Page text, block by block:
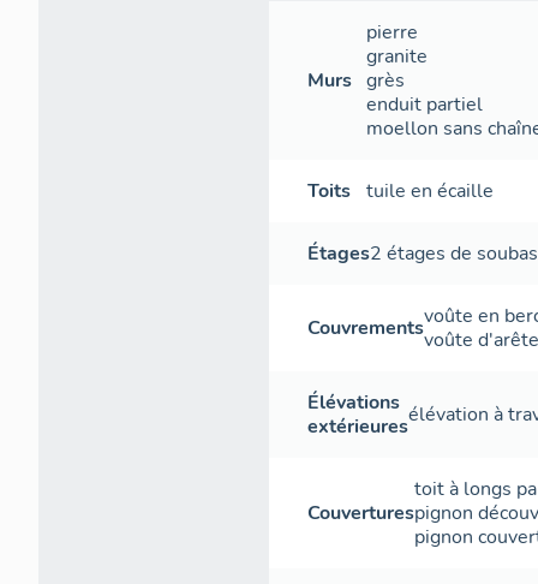
porte
Un escalier
grange qui
Murs
pierre
granite
grès
enduit partiel
moellon sans
Toits tuile en écaille
Étages2 étages de
Couvrementsvoûte en
voûte
Élévations
extérieuresélévation à
Couvertures
toit à longs
pignon
pignon